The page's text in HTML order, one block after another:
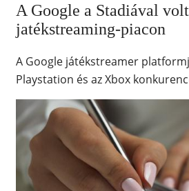
A Google a Stadiával
jatékstreaming-piacon
A Google játékstreamer
Playstation és az Xbox